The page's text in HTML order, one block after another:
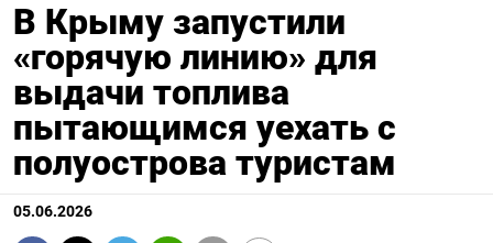
В Крыму запустили
«горячую линию» для
выдачи топлива
пытающимся уехать с
полуострова туристам
05.06.2026